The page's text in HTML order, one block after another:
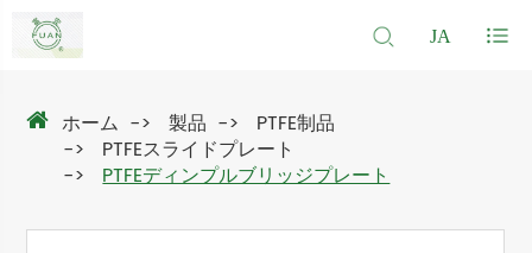
JA
ホーム 製品
PTFE制品
PTFEスライドプレート
PTFEディンプルブリッジプレート